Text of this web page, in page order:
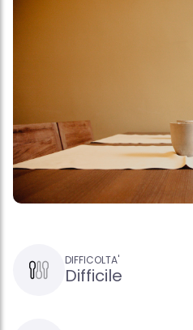
DIFFICOLTA'
Difficile